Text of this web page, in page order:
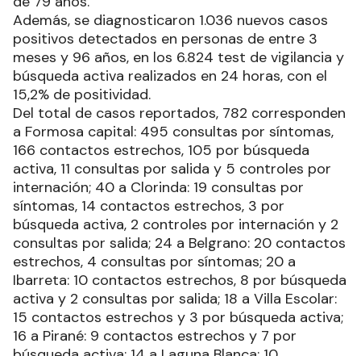
Además, se diagnosticaron 1.036 nuevos casos
positivos detectados en personas de entre 3
meses y 96 años, en los 6.824 test de vigilancia y
búsqueda activa realizados en 24 horas, con el
15,2% de positividad.
Del total de casos reportados, 782 corresponden
a Formosa capital: 495 consultas por síntomas,
166 contactos estrechos, 105 por búsqueda
activa, 11 consultas por salida y 5 controles por
internación; 40 a Clorinda: 19 consultas por
síntomas, 14 contactos estrechos, 3 por
búsqueda activa, 2 controles por internación y 2
consultas por salida; 24 a Belgrano: 20 contactos
estrechos, 4 consultas por síntomas; 20 a
Ibarreta: 10 contactos estrechos, 8 por búsqueda
activa y 2 consultas por salida; 18 a Villa Escolar:
15 contactos estrechos y 3 por búsqueda activa;
16 a Pirané: 9 contactos estrechos y 7 por